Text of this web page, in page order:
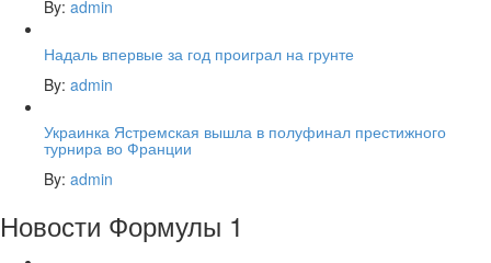
By: admin
Надаль впервые за год проиграл на грунте
By: admin
Украинка Ястремская вышла в полуфинал престижного
турнира во Франции
By: admin
Новости Формулы 1